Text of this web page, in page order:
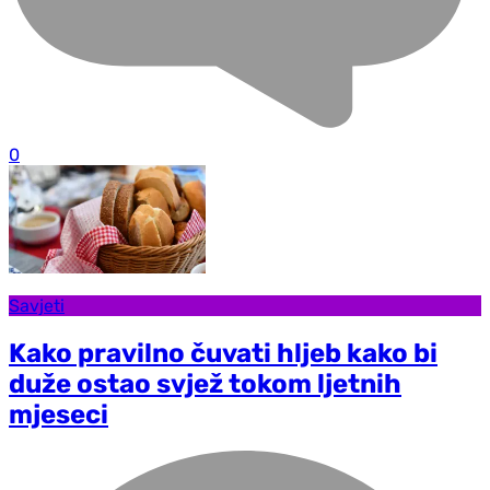
0
Savjeti
Kako pravilno čuvati hljeb kako bi
duže ostao svjež tokom ljetnih
mjeseci